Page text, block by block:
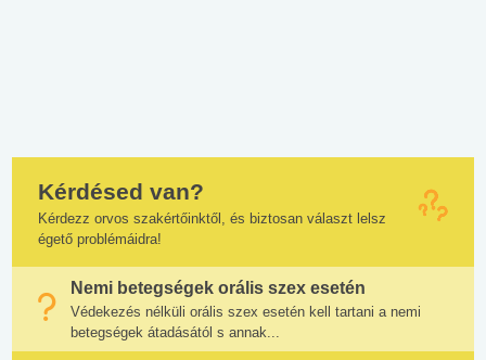
Kérdésed van?
Kérdezz orvos szakértőinktől, és biztosan választ lelsz
égető problémáidra!
Nemi betegségek orális szex esetén
Védekezés nélküli orális szex esetén kell tartani a nemi
betegségek átadásától s annak...